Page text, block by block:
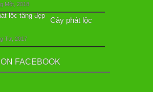
Một, 2018
Cây phát lộc
Tư, 2017
FACEBOOK